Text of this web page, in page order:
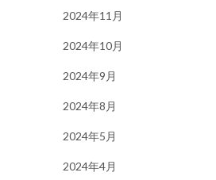
2024年11月
2024年10月
2024年9月
2024年8月
2024年5月
2024年4月